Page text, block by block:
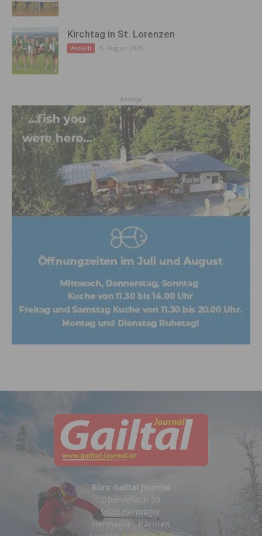
Kirchtag in St. Lorenzen
Aktuell 6. August 2026
Anzeige
Büro Gailtal Journal
Obervellach 99
9620 Hermagor
Hermagor - Kärnten